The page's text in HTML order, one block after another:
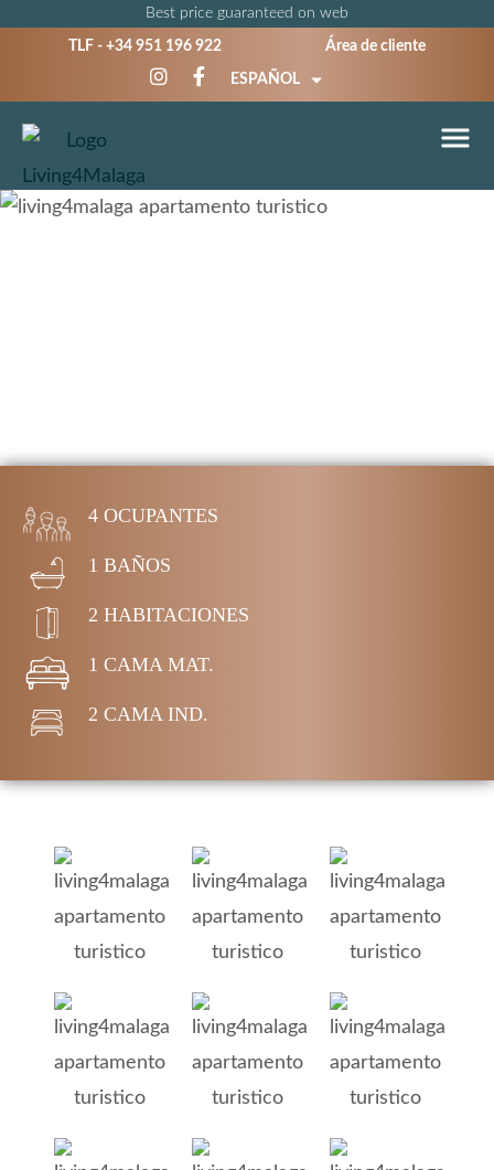
Best price guaranteed on web
TLF - +34 951 196 922 Área de cliente
ESPAÑOL
4 OCUPANTES
1 BAÑOS
2 HABITACIONES
1 CAMA MAT.
2 CAMA IND.